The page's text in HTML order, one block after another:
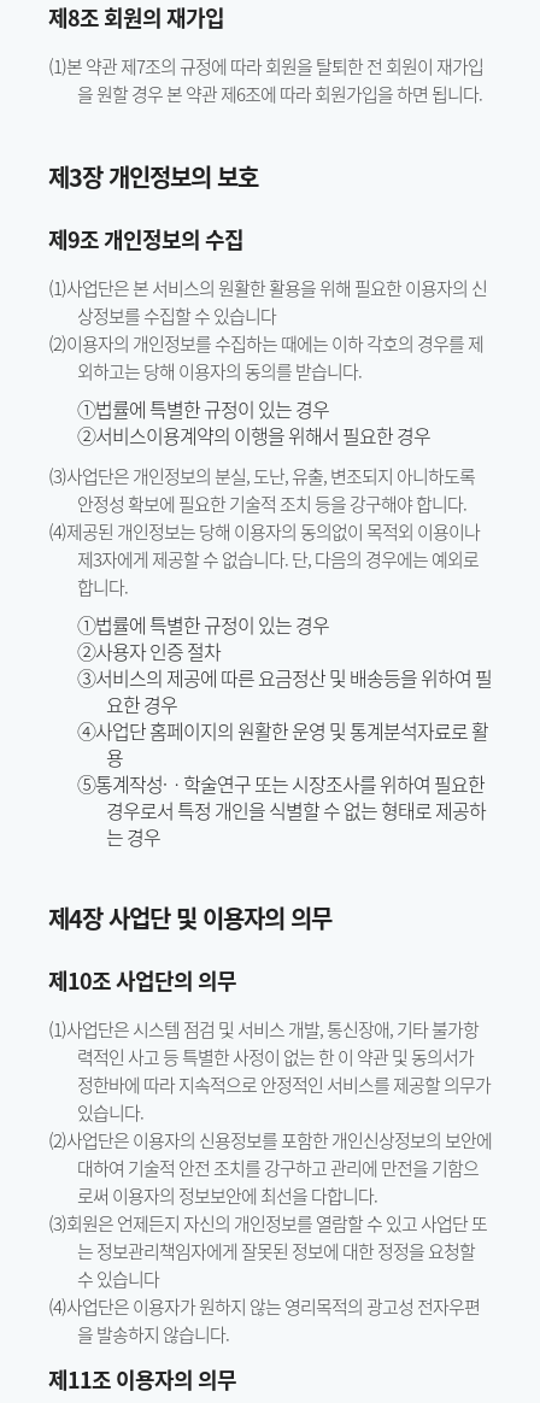
제8조 회원의 재가입
(1)본 약관 제7조의 규정에 따라 회원을 탈퇴한 전 회원이 재가입
을 원할 경우 본 약관 제6조에 따라 회원가입을 하면 됩니다.
제3장 개인정보의 보호
제9조 개인정보의 수집
(1)사업단은 본 서비스의 원활한 활용을 위해 필요한 이용자의 신
상정보를 수집할 수 있습니다
(2)이용자의 개인정보를 수집하는 때에는 이하 각호의 경우를 제
외하고는 당해 이용자의 동의를 받습니다.
①법률에 특별한 규정이 있는 경우
②서비스이용계약의 이행을 위해서 필요한 경우
(3)사업단은 개인정보의 분실, 도난, 유출, 변조되지 아니하도록
안정성 확보에 필요한 기술적 조치 등을 강구해야 합니다.
(4)제공된 개인정보는 당해 이용자의 동의없이 목적외 이용이나
제3자에게 제공할 수 없습니다. 단, 다음의 경우에는 예외로
합니다.
①법률에 특별한 규정이 있는 경우
②사용자 인증 절차
③서비스의 제공에 따른 요금정산 및 배송등을 위하여 필
요한 경우
④사업단 홈페이지의 원활한 운영 및 통계분석자료로 활
용
⑤통계작성·ᆞ학술연구 또는 시장조사를 위하여 필요한
경우로서 특정 개인을 식별할 수 없는 형태로 제공하
는 경우
제4장 사업단 및 이용자의 의무
제10조 사업단의 의무
(1)사업단은 시스템 점검 및 서비스 개발, 통신장애, 기타 불가항
력적인 사고 등 특별한 사정이 없는 한 이 약관 및 동의서가
정한바에 따라 지속적으로 안정적인 서비스를 제공할 의무가
있습니다.
(2)사업단은 이용자의 신용정보를 포함한 개인신상정보의 보안에
대하여 기술적 안전 조치를 강구하고 관리에 만전을 기함으
로써 이용자의 정보보안에 최선을 다합니다.
(3)회원은 언제든지 자신의 개인정보를 열람할 수 있고 사업단 또
는 정보관리책임자에게 잘못된 정보에 대한 정정을 요청할
수 있습니다
(4)사업단은 이용자가 원하지 않는 영리목적의 광고성 전자우편
을 발송하지 않습니다.
제11조 이용자의 의무